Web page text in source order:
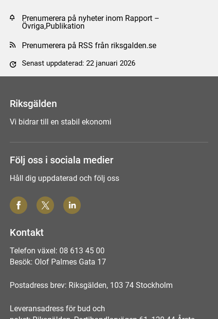
Prenumerera på nyheter inom Rapport –
Övriga,Publikation
Prenumerera på RSS från riksgalden.se
Senast uppdaterad: 22 januari 2026
Riksgälden
Vi bidrar till en stabil ekonomi
Följ oss i sociala medier
Håll dig uppdaterad och följ oss
Kontakt
Telefon växel: 08 613 45 00
Besök: Olof Palmes Gata 17
Postadress brev: Riksgälden, 103 74 Stockholm
Leveransadress för bud och